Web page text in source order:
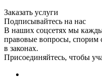
Заказать услуги
Подписывайтесь на нас
В наших соцсетях мы
правовые вопросы, спорим
в законах.
Присоединяйтесь, чтобы